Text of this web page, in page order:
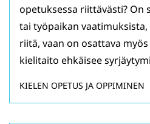
opetuksessa riittävästi? On
tai työpaikan
riitä, vaan on osattava
kielitaito ehkäisee
KIELEN OPETUS JA OPPIMINEN